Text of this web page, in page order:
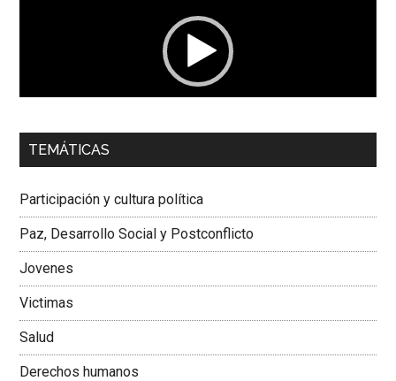
00:00 01:04
Dra. Carolina Corcho Mejía,Presidenta Corporación
Colombiana
TEMÁTICAS
Participación y cultura política
Paz, Desarrollo Social y Postconflicto
Jovenes
Victimas
Salud
Derechos humanos